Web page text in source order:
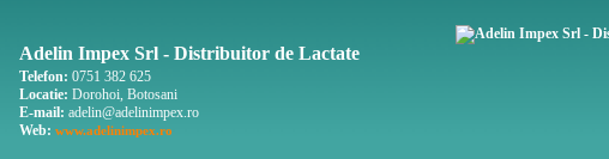
Adelin Impex Srl - Distribuitor de Lactate
Telefon: 0751 382 625
Locatie: Dorohoi, Botosani
E-mail: adelin@adelinimpex.ro
Web: www.adelinimpex.ro